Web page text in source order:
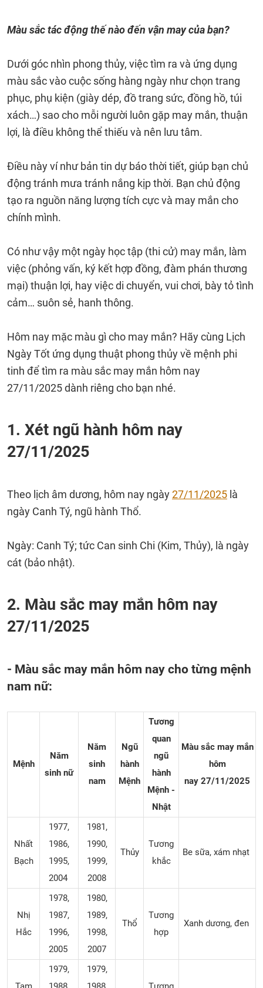
Màu sắc tác động thế nào đến vận may của bạn?
Dưới góc nhìn phong thủy, việc tìm ra và ứng dụng
màu sắc vào cuộc sống hàng ngày như chọn trang
phục, phụ kiện (giày dép, đồ trang sức, đồng hồ, túi
xách…) sao cho mỗi người luôn gặp may mắn, thuận
lợi, là điều không thể thiếu và nên lưu tâm.
Điều này ví như bản tin dự báo thời tiết, giúp bạn chủ
động tránh mưa tránh nắng kịp thời. Bạn chủ động
tạo ra nguồn năng lượng tích cực và may mắn cho
chính mình.
Có như vậy một ngày học tập (thi cử) may mắn, làm
việc (phỏng vấn, ký kết hợp đồng, đàm phán thương
mại) thuận lợi, hay việc di chuyển, vui chơi, bày tỏ tình
cảm… suôn sẻ, hanh thông.
Hôm nay mặc màu gì cho may mắn? Hãy cùng Lịch
Ngày Tốt ứng dụng thuật phong thủy về mệnh phi
tinh để tìm ra màu sắc may mắn hôm nay
27/11/2025 dành riêng cho bạn nhé.
1. Xét ngũ hành hôm nay
27/11/2025
Theo lịch âm dương, hôm nay ngày27/11/2025 là
ngày Canh Tý, ngũ hành Thổ.
Ngày: Canh Tý; tức Can sinh Chi (Kim, Thủy), là ngày
cát (bảo nhật).
2. Màu sắc may mắn hôm nay
27/11/2025
- Màu sắc may mắn hôm nay cho từng mệnh
nam nữ:
Mệnh
Năm
sinh nữ
Năm
sinh
nam
Ngũ
hành
Mệnh
Tương
quan
ngũ
hành
Mệnh -
Nhật
Màu sắc may mắn
hôm
nay 27/11/2025
Nhất
Bạch
1977,
1986,
1995,
2004
1981,
1990,
1999,
2008
Thủy
Tương
khắc
Be sữa, xám nhạt
Nhị
Hắc
1978,
1987,
1996,
2005
1980,
1989,
1998,
2007
Thổ
Tương
hợp
Xanh dương, đen
1979,
1979,